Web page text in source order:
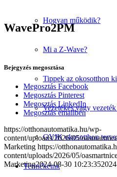
Hogyan működik?
Mi a Z-Wave?
Tippek az okosotthon
Vezetékes vagy
GYIK okosotthon
Termékeink
WavePro2PM
Bejegyzés megosztása
Megosztás Facebook
Megosztás Pinterest
Megosztás LinkedIn
Megosztás emailben
https://otthonautomatika.hu/wp-
content/uploads/2026/05/
Marketing https://
content/uploads/2026/05/
Marketing2024-08-30 10:23:35